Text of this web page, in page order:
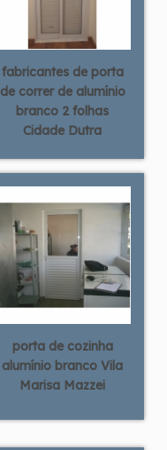
fabricantes de porta
de correr de alumínio
branco 2 folhas
Cidade Dutra
porta de cozinha
alumínio branco Vila
Marisa Mazzei